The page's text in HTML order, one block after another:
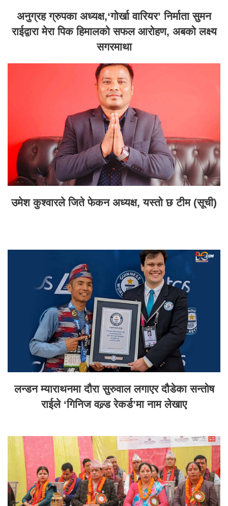
अनुग्रह ग्रुपका अध्यक्ष,‘गोर्खा वारियर’ निर्माता सुमन
राईद्वारा मेरा पिक हिमालको सफल आरोहण, अबको लक्ष्य
सगरमाथा
उमेश कुश्वारले जिते फेकन अध्यक्ष, यस्तो छ टीम (सूची)
लन्डन म्याराथनमा दौरा सुरुवाल लगाएर दौडेका सन्तोष
राईले ‘गिनिज वल्र्ड रेकर्ड’मा नाम लेखाए